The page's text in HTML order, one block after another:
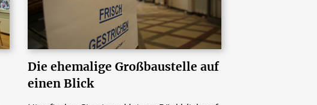
Die ehemalige Großbaustelle auf
einen Blick